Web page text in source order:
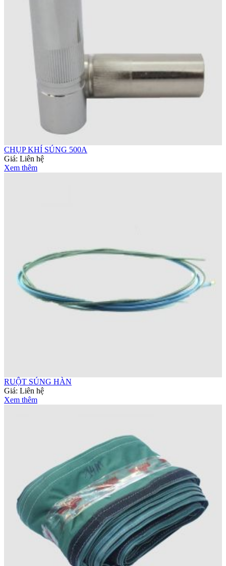
CHỤP KHÍ SÚNG 500A
Giá: Liên hệ
Xem thêm
RUỘT SÚNG HÀN
Giá: Liên hệ
Xem thêm